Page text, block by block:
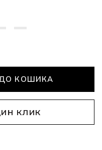
КОШИКА
КЛИК